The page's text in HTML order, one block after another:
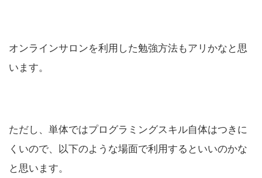
オンラインサロンを利用した勉強方法もアリかなと思
います。
ただし、単体ではプログラミングスキル自体はつきに
くいので、以下のような場面で利用するといいのかな
と思います。